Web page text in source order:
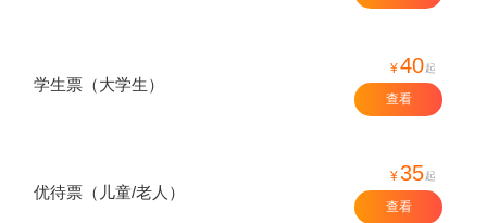
学生票（大学生）
¥40起
查看
优待票（儿童/老人）
¥35起
查看